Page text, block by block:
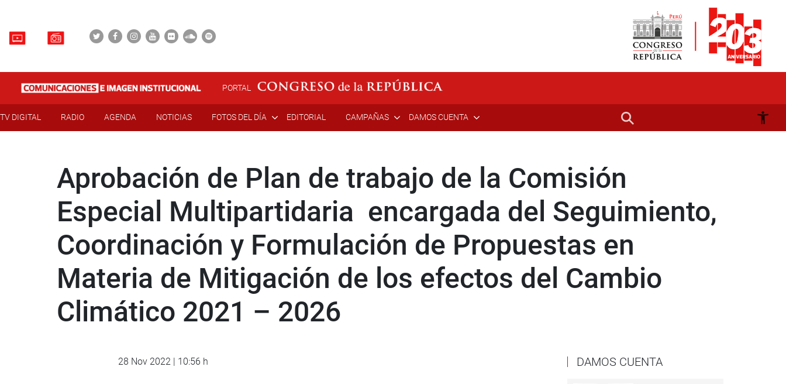
PORTAL
TV DIGITAL RADIO AGENDA NOTICIAS FOTOS DEL DÍA EDITORIAL CAMPAÑAS DAMOS CUENTA
Aprobación de Plan de trabajo de la Comisión
Especial Multipartidaria encargada del Seguimiento,
Coordinación y Formulación de Propuestas en
Materia de Mitigación de los efectos del Cambio
Climático 2021 – 2026
28 Nov 2022 | 10:56 h DAMOS CUENTA